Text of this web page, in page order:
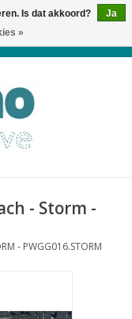
- Storm -
- PWGG016.STORM
Is dat akkoord?
Ja
»